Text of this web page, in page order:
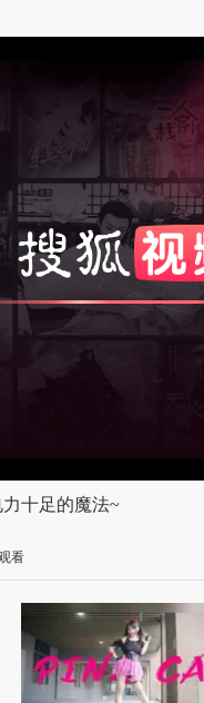
体
出
亮度
饱和
对比
力十足的魔法~
看